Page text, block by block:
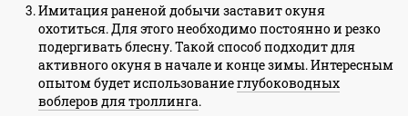
Имитация раненой добычи заставит окуня
охотиться. Для этого необходимо постоянно и резко
подергивать блесну. Такой способ подходит для
активного окуня в начале и конце зимы. Интересным
опытом будет использованиеглубоководных
воблеров для троллинга.